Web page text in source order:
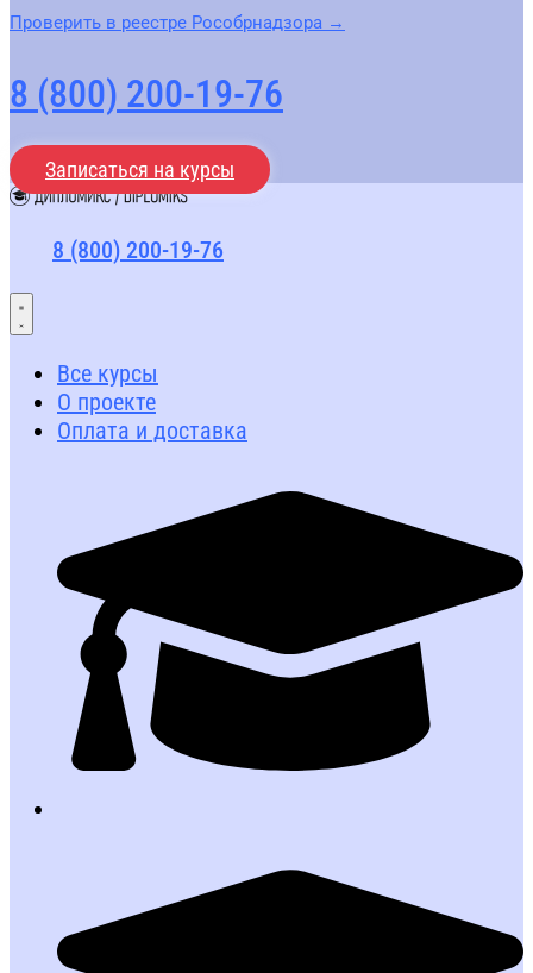
Проверить в реестре Рособрнадзора →
8 (800) 200-19-76
Записаться на курсы
8 (800) 200-19-76
Все курсы
О проекте
Оплата и доставка